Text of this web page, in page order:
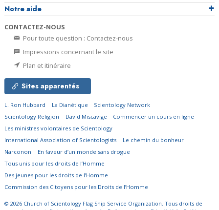
Notre aide
CONTACTEZ-NOUS
Pour toute question : Contactez-nous
Impressions concernant le site
Plan et itinéraire
Sites apparentés
L. Ron Hubbard La Dianétique
Scientology Network
Scientology Religion
David Miscavige
Commencer un cours en ligne
Les ministres volontaires de Scientology
International Association of Scientologists
Le chemin du bonheur
Narconon
En faveur d’un monde sans drogue
Tous unis pour les droits de l’Homme
Des jeunes pour les droits de l’Homme
Commission des Citoyens pour les Droits de l’Homme
© 2026 Church of Scientology Flag Ship Service Organization. Tous droits de